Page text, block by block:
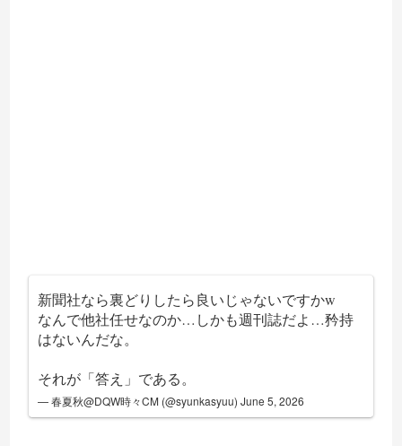
新聞社なら裏どりしたら良いじゃないですかw
なんで他社任せなのか…しかも週刊誌だよ…矜持
はないんだな。
それが「答え」である。
— 春夏秋@DQW時々CM (@syunkasyuu)June 5, 2026